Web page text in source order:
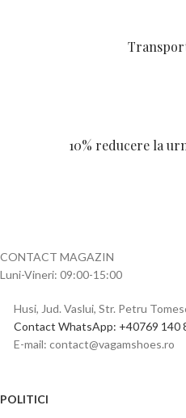
10% reducere la
CONTACT MAGAZIN
Luni-Vineri: 09:00-15:00
Husi, Jud. Vaslui, Str. Petru
Contact WhatsApp: +40769 140
E-mail: contact@vagamshoes.ro
POLITICI